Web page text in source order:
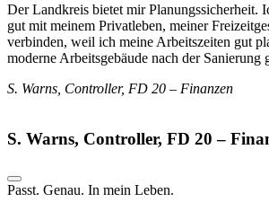
Der Landkreis bietet mir Planungssicherheit.
gut mit meinem Privatleben, meiner
verbinden, weil ich meine Arbeitszeiten gut
moderne Arbeitsgebäude nach der Sanierung
S. Warns, Controller, FD 20 – Finanzen
S. Warns, Controller, FD 20 –
Passt. Genau. In mein Leben.